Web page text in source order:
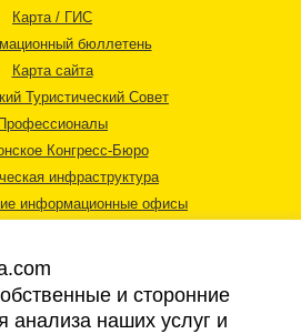
Карта / ГИС
бюллетень
Карта сайта
Туристический Совет
Профессионалы
Конгресс-Бюро
инфраструктура
информационные офисы
и сторонние
наших услуг и